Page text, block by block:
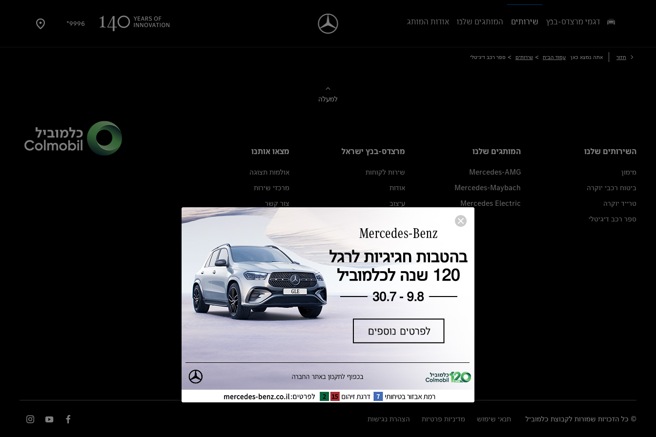
9996* דגמי מרצדס-בנץ שירותים המותגים שלנו אודות המותג
חזור אתה נמצא כאן עמוד הבית > שירותים > ספר רכב דיגיטלי
למעלה
השירותים שלנו
מימון
ביטוח רכבי יוקרה
טרייד יוקרה
ספר רכב דיגיטלי
המותגים שלנו
Mercedes-AMG
Mercedes-Maybach
Mercedes Electric
מרצדס-בנץ ישראל
שירות לקוחות
אודות
עיצוב
מגזין מרצדס-בנץ
ספרי רכב מרצדס-בנץ
נתוני זיהום אוויר וצריכת דלק וחשמל
נתוני תווית צמיגים
מחירון חלפים
הודעה על הטבות לרכבי מרצדס בהסדר
מצאו אותנו
אולמות תצוגה
מרכזי שירות
צור קשר
© כל הזכויות שמורות לקבוצת כלמוביל תנאי שימוש מדיניות פרטיות הצהרת נגישות